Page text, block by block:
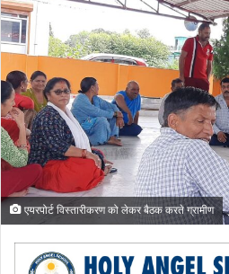
a
n
e
m
a
i
एयरपोर्ट विस्तारीकरण को लेकर बैठक करते ग्रामीण